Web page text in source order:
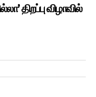
திறப்பு விழாவில்